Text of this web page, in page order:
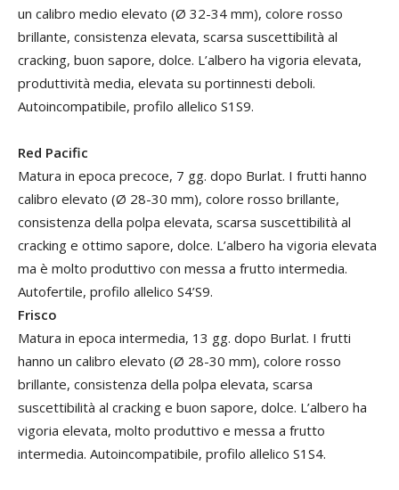
un calibro medio elevato (Ø 32-34 mm), colore rosso
brillante, consistenza elevata, scarsa suscettibilità al
cracking, buon sapore, dolce. L’albero ha vigoria elevata,
produttività media, elevata su portinnesti deboli.
Autoincompatibile, profilo allelico S1S9.
Red Pacific
Matura in epoca precoce, 7 gg. dopo Burlat. I frutti hanno
calibro elevato (Ø 28-30 mm), colore rosso brillante,
consistenza della polpa elevata, scarsa suscettibilità al
cracking e ottimo sapore, dolce. L’albero ha vigoria elevata
ma è molto produttivo con messa a frutto intermedia.
Autofertile, profilo allelico S4’S9.
Frisco
Matura in epoca intermedia, 13 gg. dopo Burlat. I frutti
hanno un calibro elevato (Ø 28-30 mm), colore rosso
brillante, consistenza della polpa elevata, scarsa
suscettibilità al cracking e buon sapore, dolce. L’albero ha
vigoria elevata, molto produttivo e messa a frutto
intermedia. Autoincompatibile, profilo allelico S1S4.